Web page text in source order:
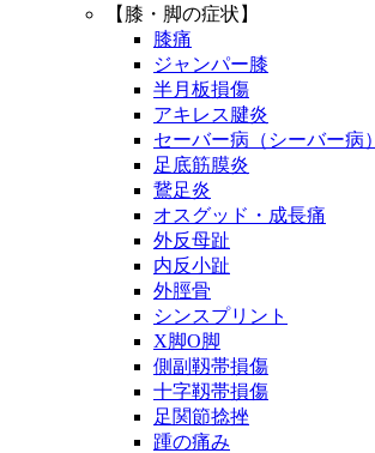
【膝・脚の症状】
膝痛
ジャンパー膝
半月板損傷
アキレス腱炎
セーバー病（シーバー病）
足底筋膜炎
鵞足炎
オスグッド・成長痛
外反母趾
内反小趾
外脛骨
シンスプリント
X脚O脚
側副靱帯損傷
十字靱帯損傷
足関節捻挫
踵の痛み